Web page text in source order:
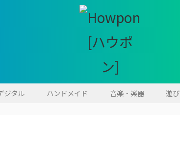
ジタル ハンドメイド 音楽・楽器 遊び